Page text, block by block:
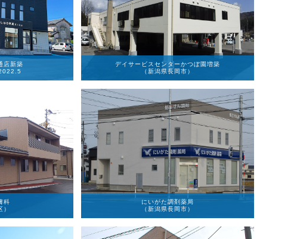
店新築
デイサービスセンターかつぼ園増築
（新潟県長岡市）
科
）
にいがた調剤薬局
（新潟県長岡市）